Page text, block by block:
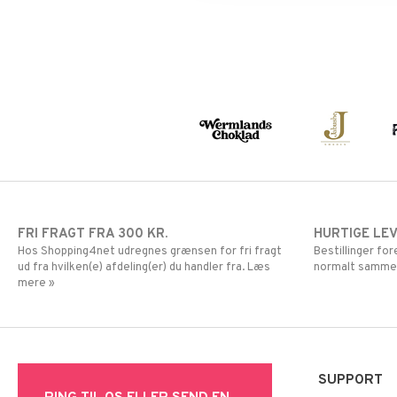
FRI FRAGT FRA 300 KR.
Hos Shopping4net udregnes grænsen for fri fragt
ud fra hvilken(e) afdeling(er) du handler fra. Læs
mere »
HURTIGE
Bestillinger
normalt
SUPPORT